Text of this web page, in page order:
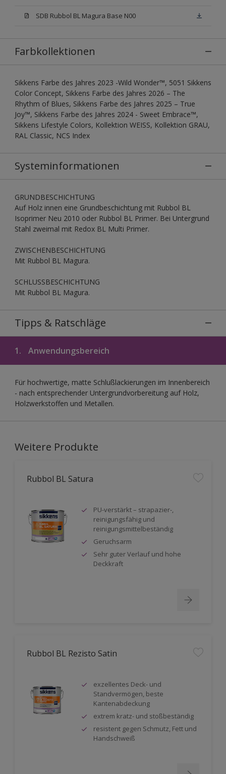
SDB Rubbol BL Magura Base N00
Farbkollektionen
Sikkens Farbe des Jahres 2023 -Wild Wonder™, 5051 Sikkens
Color Concept, Sikkens Farbe des Jahres 2026 – The
Rhythm of Blues, Sikkens Farbe des Jahres 2025 – True
Joy™, Sikkens Farbe des Jahres 2024 - Sweet Embrace™,
Sikkens Lifestyle Colors, Kollektion WEISS, Kollektion GRAU,
RAL Classic, NCS Index
Systeminformationen
GRUNDBESCHICHTUNG
Auf Holz innen eine Grundbeschichtung mit Rubbol BL
Isoprimer Neu 2010 oder Rubbol BL Primer. Bei Untergrund
Stahl zweimal mit Redox BL Multi Primer.
ZWISCHENBESCHICHTUNG
Mit Rubbol BL Magura.
SCHLUSSBESCHICHTUNG
Mit Rubbol BL Magura.
Tipps & Ratschläge
1. Anwendungsbereich
Für hochwertige, matte Schlußlackierungen im Innenbereich
- nach entsprechender Untergrundvorbereitung auf Holz,
Holzwerkstoffen und Metallen.
Weitere Produkte
Rubbol BL Satura
PU-verstärkt – strapazier-,
reinigungsfähig und
reinigungsmittelbeständig
Geruchsarm
Sehr guter Verlauf und hohe
Deckkraft
Rubbol BL Rezisto Satin
exzellentes Deck- und
Standvermögen, beste
Kantenabdeckung
extrem kratz- und stoßbeständig
resistent gegen Schmutz, Fett und
Handschweiß